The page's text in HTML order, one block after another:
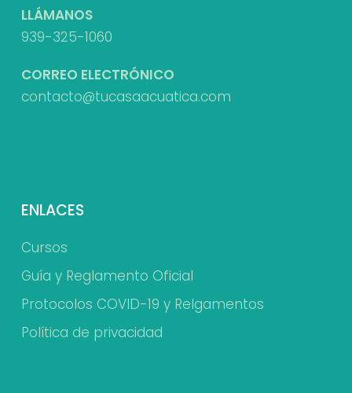
LLÁMANOS
939-325-1060
CORREO ELECTRÓNICO
contacto@tucasaacuatica.com
ENLACES
Cursos
Guía y Reglamento Oficial
Protocolos COVID-19 y Relgamentos
Política de privacidad